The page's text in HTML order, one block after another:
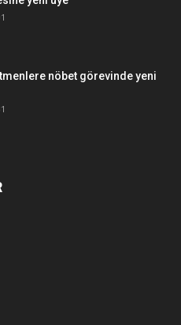
nöbet görevinde yeni